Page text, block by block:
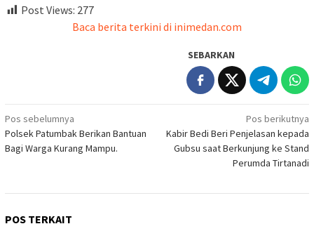
Post Views: 277
Baca berita terkini di inimedan.com
SEBARKAN
Navigasi
pos
Pos sebelumnya
Polsek Patumbak Berikan Bantuan
Bagi Warga Kurang Mampu.
Pos berikutnya
Kabir Bedi Beri Penjelasan kepada
Gubsu saat Berkunjung ke Stand
Perumda Tirtanadi
POS TERKAIT